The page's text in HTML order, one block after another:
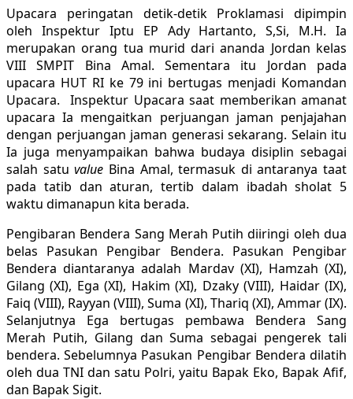
Upacara peringatan detik-detik Proklamasi dipimpin
oleh Inspektur Iptu EP Ady Hartanto, S,Si, M.H. Ia
merupakan orang tua murid dari ananda Jordan kelas
VIII SMPIT Bina Amal. Sementara itu Jordan pada
upacara HUT RI ke 79 ini bertugas menjadi Komandan
Upacara. Inspektur Upacara saat memberikan amanat
upacara Ia mengaitkan perjuangan jaman penjajahan
dengan perjuangan jaman generasi sekarang. Selain itu
Ia juga menyampaikan bahwa budaya disiplin sebagai
salah satuvalue Bina Amal, termasuk di antaranya taat
pada tatib dan aturan, tertib dalam ibadah sholat 5
waktu dimanapun kita berada.
Pengibaran Bendera Sang Merah Putih diiringi oleh dua
belas Pasukan Pengibar Bendera. Pasukan Pengibar
Bendera diantaranya adalah Mardav (XI), Hamzah (XI),
Gilang (XI), Ega (XI), Hakim (XI), Dzaky (VIII), Haidar (IX),
Faiq (VIII), Rayyan (VIII), Suma (XI), Thariq (XI), Ammar (IX).
Selanjutnya Ega bertugas pembawa Bendera Sang
Merah Putih, Gilang dan Suma sebagai pengerek tali
bendera. Sebelumnya Pasukan Pengibar Bendera dilatih
oleh dua TNI dan satu Polri, yaitu Bapak Eko, Bapak Afif,
dan Bapak Sigit.